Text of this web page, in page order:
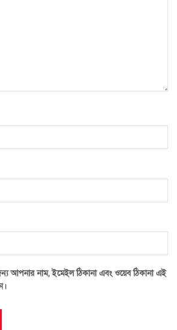
আপনার নাম, ইমেইল ঠিকানা এবং ওয়েব ঠিকানা এই